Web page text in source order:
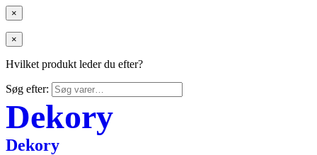
×
×
Hvilket produkt leder du efter?
Søg efter:
Dekory
Dekory